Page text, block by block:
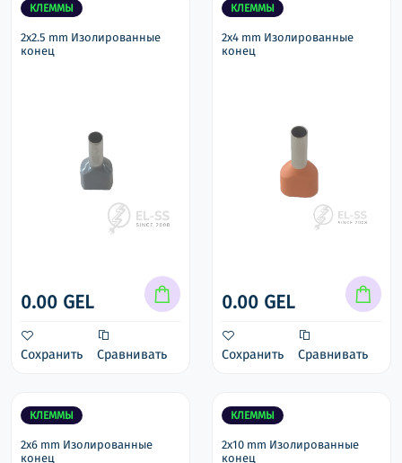
КЛЕММЫ
2x2.5 mm Изолированные
конец
0.00 GEL
Сохранить Сравнивать
КЛЕММЫ
2x4 mm Изолированные
конец
0.00 GEL
Сохранить Сравнивать
КЛЕММЫ
2x6 mm Изолированные
конец
КЛЕММЫ
2x10 mm Изолированные
конец